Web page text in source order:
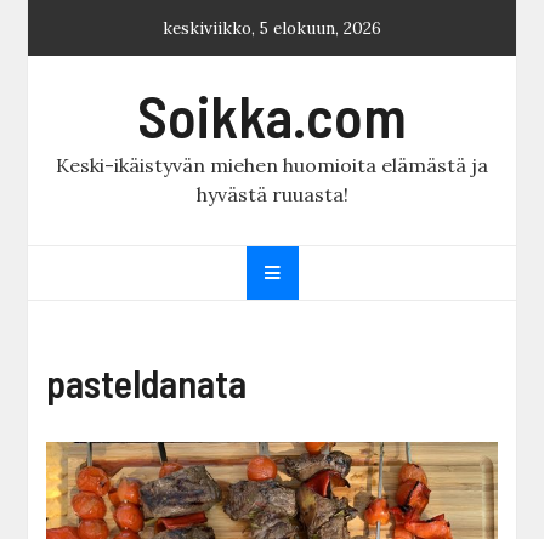
keskiviikko, 5 elokuun, 2026
Soikka.com
Keski-ikäistyvän miehen huomioita elämästä ja
hyvästä ruuasta!
pasteldanata